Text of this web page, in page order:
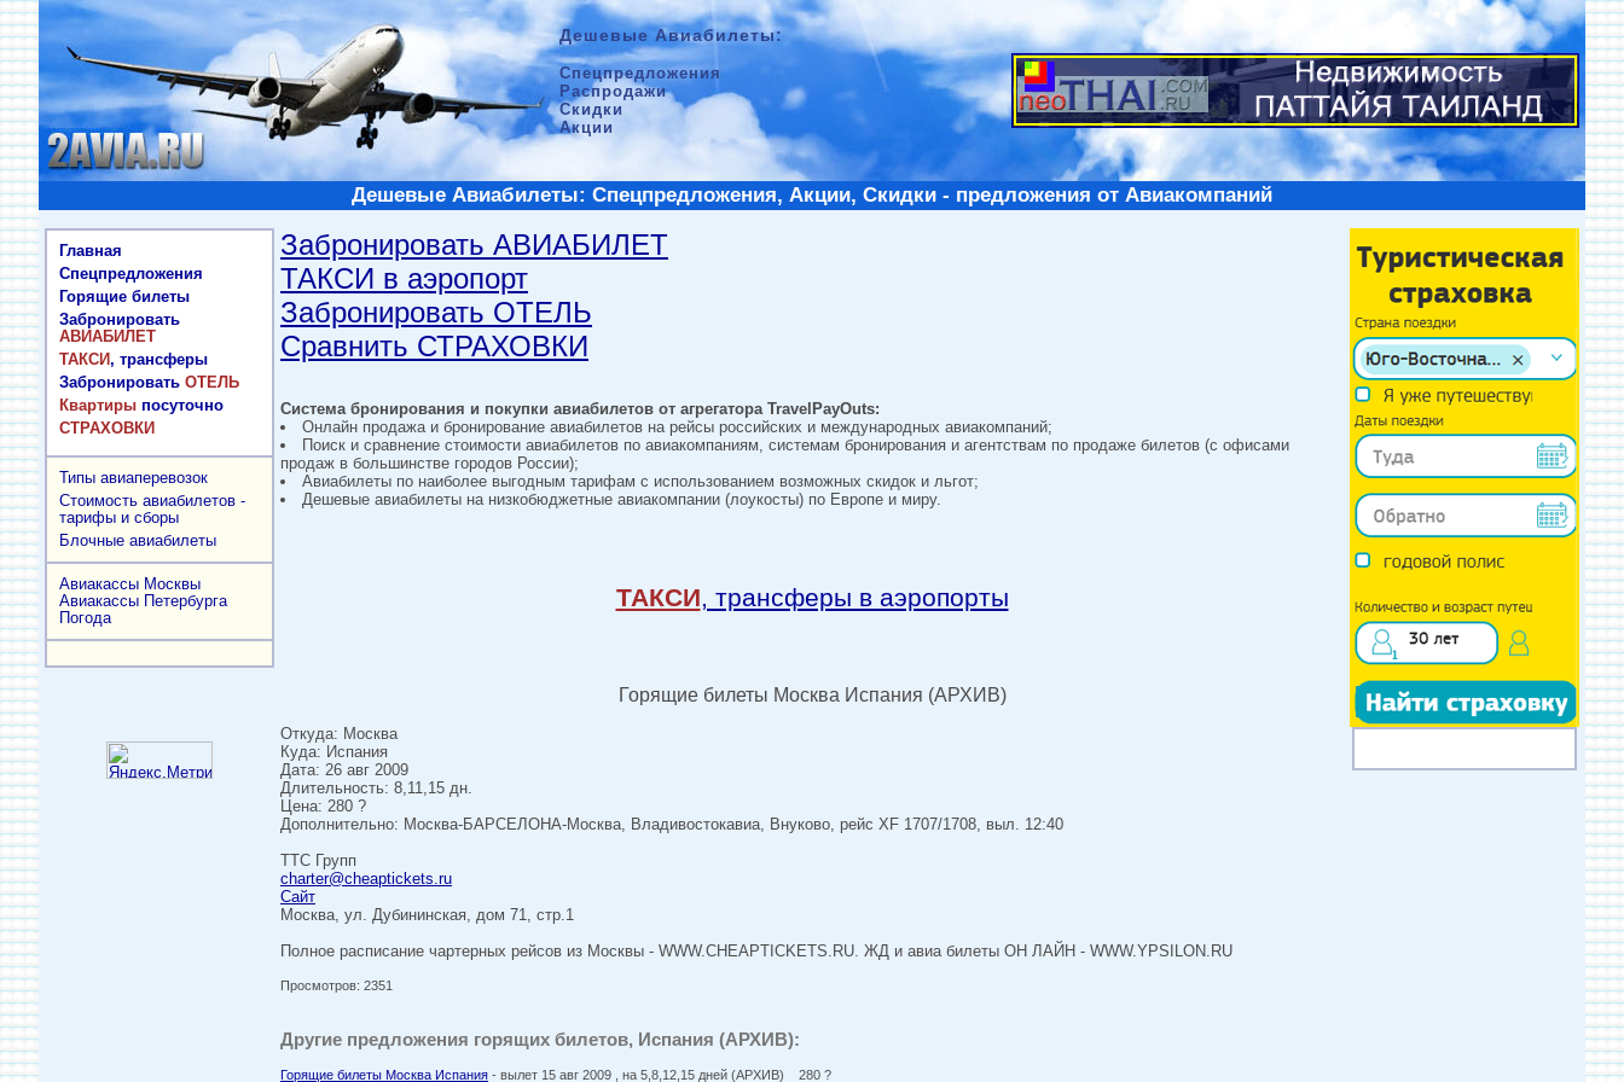
Дешевые Авиабилеты:
Спецпредложения
Распродажи
Скидки
Акции
Дешевые Авиабилеты: Спецпредложения, Акции, Скидки - предложения от Авиакомпаний
Главная
Спецпредложения
Горящие билеты
Забронировать
АВИАБИЛЕТ
ТАКСИ, трансферы
Забронировать ОТЕЛЬ
Квартиры посуточно
СТРАХОВКИ
Типы авиаперевозок
Стоимость авиабилетов -
тарифы и сборы
Блочные авиабилеты
Авиакассы Москвы
Авиакассы Петербурга
Погода
Забронировать АВИАБИЛЕТ
ТАКСИ в аэропорт
Забронировать ОТЕЛЬ
Сравнить СТРАХОВКИ
Система бронирования и покупки авиабилетов от агрегатора TravelPayOuts:
Онлайн продажа и бронирование авиабилетов на рейсы российских и международных авиакомпаний;
Поиск и сравнение стоимости авиабилетов по авиакомпаниям, системам бронирования и агентствам по продаже билетов (с офисами
продаж в большинстве городов России);
Авиабилеты по наиболее выгодным тарифам с использованием возможных скидок и льгот;
Дешевые авиабилеты на низкобюджетные авиакомпании (лоукосты) по Европе и миру.
ТАКСИ, трансферы в аэропорты
Горящие билеты Москва Испания (АРХИВ)
Откуда: Москва
Куда: Испания
Дата: 26 авг 2009
Длительность: 8,11,15 дн.
Цена: 280 ?
Дополнительно: Москва-БАРСЕЛОНА-Москва, Владивостокавиа, Внуково, рейс XF 1707/1708, выл. 12:40
ТТС Групп
charter@cheaptickets.ru
Сайт
Москва, ул. Дубининская, дом 71, стр.1
Полное расписание чартерных рейсов из Москвы - WWW.CHEAPTICKETS.RU. ЖД и авиа билеты ОН ЛАЙН - WWW.YPSILON.RU
Просмотров: 2351
Другие предложения горящих билетов, Испания (АРХИВ):
Горящие билеты Москва Испания - вылет 15 авг 2009 , на 5,8,12,15 дней (АРХИВ) 280 ?